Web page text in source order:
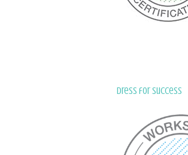
Dress for Success